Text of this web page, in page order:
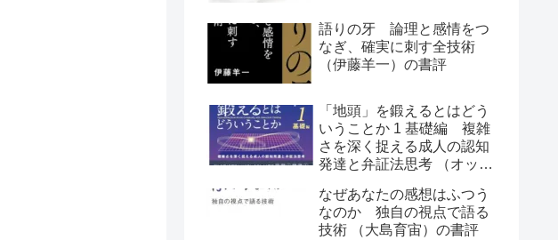
語りの牙 論理と感情をつ
なぎ、確実に刺す全技術
（伊藤羊一）の書評
「地頭」を鍛えるとはどう
いうことか 1 基礎編 複雑
さを深く捉える成人の認知
発達と弁証法思考 （オット
なぜあなたの感想はふつう
なのか 独自の視点で語る
技術 （大島育宙）の書評